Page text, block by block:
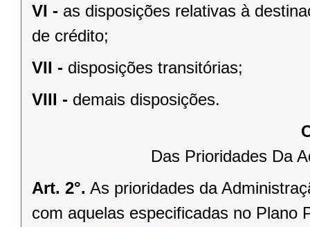
VI - as disposições relativas à
de crédito;
VII - disposições transitórias;
VIII - demais disposições.
Das Prioridades Da
Art. 2°. As prioridades da
com aquelas especificadas no Plano